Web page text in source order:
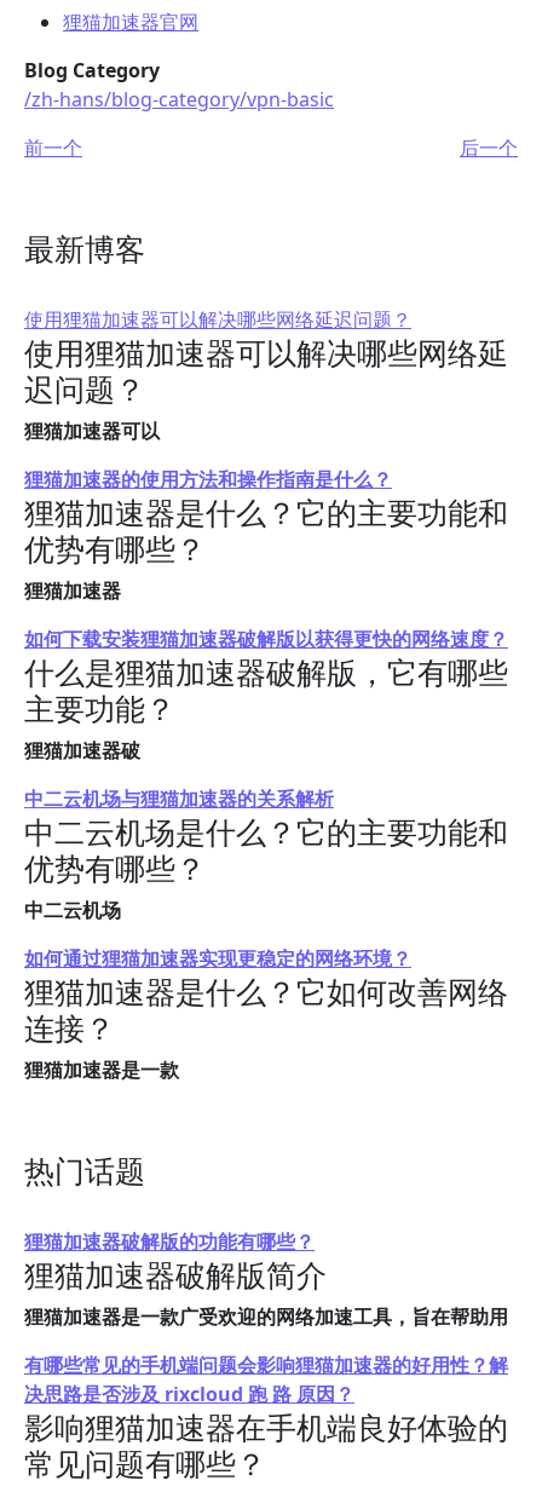
狸猫加速器官网
Blog Category
/zh-hans/blog-category/vpn-basic
前一个
后一个
最新博客
使用狸猫加速器可以解决哪些网络延迟问题？
使用狸猫加速器可以解决哪些网络延
迟问题？
狸猫加速器可以
狸猫加速器的使用方法和操作指南是什么？
狸猫加速器是什么？它的主要功能和
优势有哪些？
狸猫加速器
如何下载安装狸猫加速器破解版以获得更快的网络速度？
什么是狸猫加速器破解版，它有哪些
主要功能？
狸猫加速器破
中二云机场与狸猫加速器的关系解析
中二云机场是什么？它的主要功能和
优势有哪些？
中二云机场
如何通过狸猫加速器实现更稳定的网络环境？
狸猫加速器是什么？它如何改善网络
连接？
狸猫加速器是一款
热门话题
狸猫加速器破解版的功能有哪些？
狸猫加速器破解版简介
狸猫加速器是一款广受欢迎的网络加速工具，旨在帮助用
有哪些常见的手机端问题会影响狸猫加速器的好用性？解
决思路是否涉及 rixcloud 跑 路 原因？
影响狸猫加速器在手机端良好体验的
常见问题有哪些？